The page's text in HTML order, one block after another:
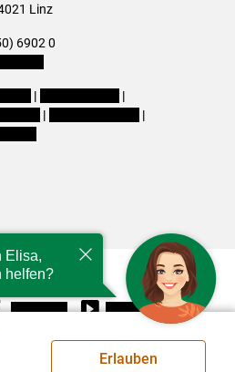
Linz
6902 0
|
|
|
|
Facebook Youtube
Erlauben
Elisa,
helfen?